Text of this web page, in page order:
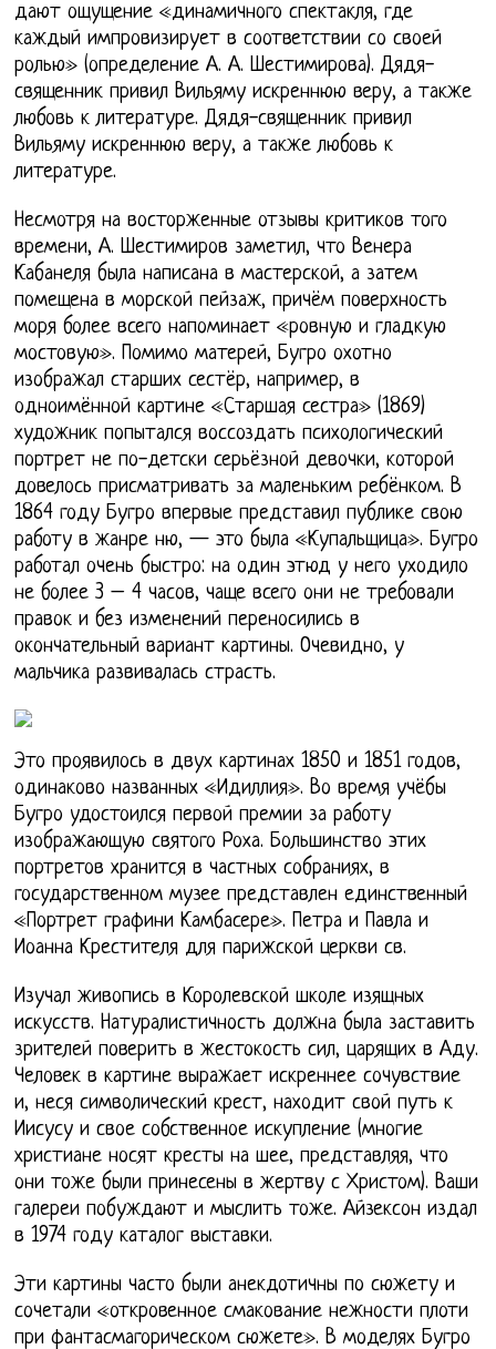
дают ощущение «динамичного спектакля, где
каждый импровизирует в соответствии со своей
ролью» (определение А. А. Шестимирова). Дядя-
священник привил Вильяму искреннюю веру, а также
любовь к литературе. Дядя-священник привил
Вильяму искреннюю веру, а также любовь к
литературе.
Несмотря на восторженные отзывы критиков того
времени, А. Шестимиров заметил, что Венера
Кабанеля была написана в мастерской, а затем
помещена в морской пейзаж, причём поверхность
моря более всего напоминает «ровную и гладкую
мостовую». Помимо матерей, Бугро охотно
изображал старших сестёр, например, в
одноимённой картине «Старшая сестра» (1869)
художник попытался воссоздать психологический
портрет не по-детски серьёзной девочки, которой
довелось присматривать за маленьким ребёнком. В
1864 году Бугро впервые представил публике свою
работу в жанре ню, — это была «Купальщица». Бугро
работал очень быстро: на один этюд у него уходило
не более 3 – 4 часов, чаще всего они не требовали
правок и без изменений переносились в
окончательный вариант картины. Очевидно, у
мальчика развивалась страсть.
Это проявилось в двух картинах 1850 и 1851 годов,
одинаково названных «Идиллия». Во время учёбы
Бугро удостоился первой премии за работу
изображающую святого Роха. Большинство этих
портретов хранится в частных собраниях, в
государственном музее представлен единственный
«Портрет графини Камбасере». Петра и Павла и
Иоанна Крестителя для парижской церкви св.
Изучал живопись в Королевской школе изящных
искусств. Натуралистичность должна была заставить
зрителей поверить в жестокость сил, царящих в Аду.
Человек в картине выражает искреннее сочувствие
и, неся символический крест, находит свой путь к
Иисусу и свое собственное искупление (многие
христиане носят кресты на шее, представляя, что
они тоже были принесены в жертву с Христом). Ваши
галереи побуждают и мыслить тоже. Айзексон издал
в 1974 году каталог выставки.
Эти картины часто были анекдотичны по сюжету и
сочетали «откровенное смакование нежности плоти
при фантасмагорическом сюжете». В моделях Бугро